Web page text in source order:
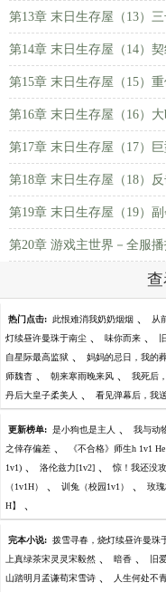
第13章 末日生存屋（13）
第14章 末日生存屋（14）
第15章 末日生存屋（15）
第16章 末日生存屋（16）大
第17章 末日生存屋（17）
第18章 末日生存屋（18）
第19章 末日生存屋（19）
第20章 游戏主世界－全服播
热门点击: 此恨难消我奶奶烟烟 、 从
灯续昼许曼珠于南尘 、 味你而来 、
自星际最高监狱 、 妈妈的忌日，我的
师魏杳 、 朝来寒雨晚来风 、 我死后
丹后大皇子柔美人 、 看见弹幕后，我
更新榜单: 是小狗也是主人 、 我与动
之倖存偏差 、 《不合格》师生h 1v1 He
1v1) 、 洛伦兹力[1v2] 、 惊！我还没
（1v1H） 、 训兔（校园1v1） 、 玫
H】 、
完本小说: 拨雪寻春，烧灯续昼许曼珠
上真绿茶宋灵灵宋毅然 、 暗香 、 旧
山踏明月孟谦荀宋雪诗 、 人生何处不